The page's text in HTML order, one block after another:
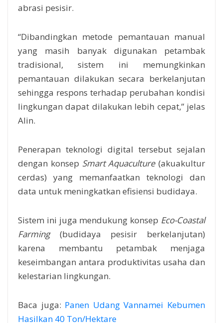
abrasi pesisir.
“Dibandingkan metode pemantauan manual
yang masih banyak digunakan petambak
tradisional, sistem ini memungkinkan
pemantauan dilakukan secara berkelanjutan
sehingga respons terhadap perubahan kondisi
lingkungan dapat dilakukan lebih cepat,” jelas
Alin.
Penerapan teknologi digital tersebut sejalan
dengan konsep Smart Aquaculture (akuakultur
cerdas) yang memanfaatkan teknologi dan
data untuk meningkatkan efisiensi budidaya.
Sistem ini juga mendukung konsep Eco-Coastal
Farming(budidaya pesisir berkelanjutan)
karena membantu petambak menjaga
keseimbangan antara produktivitas usaha dan
kelestarian lingkungan.
Baca juga: Panen Udang Vannamei Kebumen
Hasilkan 40 Ton/Hektare